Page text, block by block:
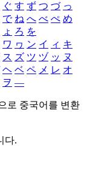
ぐ す ず つ づ っ
で ね へ べ ぺ め
ょ ろ を
ワ ヮ ン イ ィ キ
ス ズ ツ ヅ ッ ヌ
ヘ ベ ペ メ レ オ
ヲ ―
로 중국어를 변환
다.